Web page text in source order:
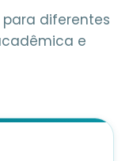
diferentes
e